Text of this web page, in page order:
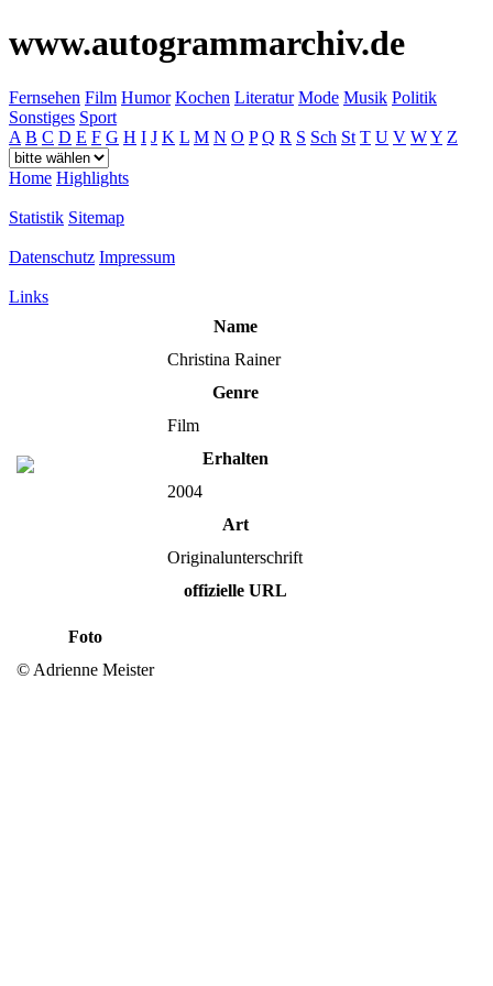
www.autogrammarchiv.de
Fernsehen Film Humor Kochen Literatur Mode Musik Politik
Sonstiges Sport
A B C D E F G H I J K L M N O P Q R S Sch St T U V WY Z
Home Highlights
Statistik Sitemap
Datenschutz Impressum
Links
Name
Christina Rainer
Genre
Film
Erhalten
2004
Art
Originalunterschrift
offizielle URL
Foto
© Adrienne Meister